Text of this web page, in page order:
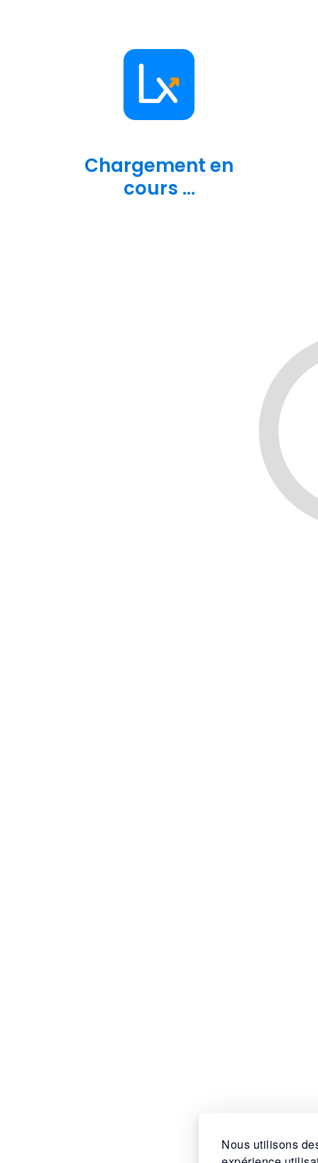
Nous utilisons
Chargement en
cours ...